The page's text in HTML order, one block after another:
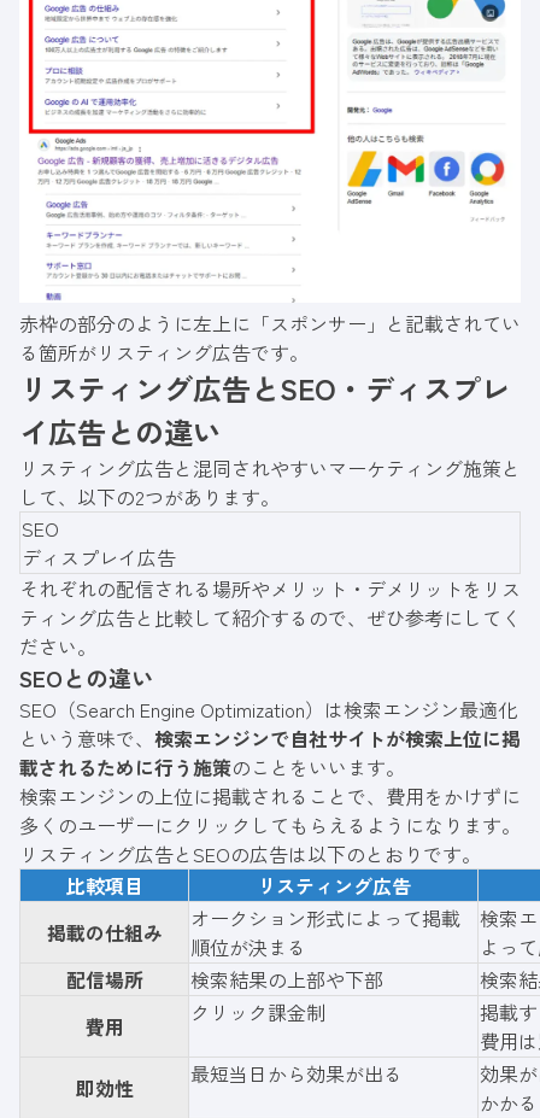
赤枠の部分のように左上に「スポンサー」と記載されてい
る箇所がリスティング広告です。
リスティング広告とSEO・ディスプレ
イ広告との違い
リスティング広告と混同されやすいマーケティング施策と
して、以下の2つがあります。
SEO
ディスプレイ広告
それぞれの配信される場所やメリット・デメリットをリス
ティング広告と比較して紹介するので、ぜひ参考にしてく
ださい。
SEOとの違い
SEO（Search Engine Optimization）は検索エンジン最適化
という意味で、 検索エンジンで自社サイトが検索上位に掲
載されるために行う施策のことをいいます。
検索エンジンの上位に掲載されることで、費用をかけずに
多くのユーザーにクリックしてもらえるようになります。
リスティング広告とSEOの広告は以下のとおりです。
比較項目
リスティング広告
掲載の仕組み
オークション形式によって掲載
順位が決まる
検索
よっ
配信場所
検索結果の上部や下部
検索
費用
クリック課金制
掲載
費用
即効性
最短当日から効果が出る
効果
かかる